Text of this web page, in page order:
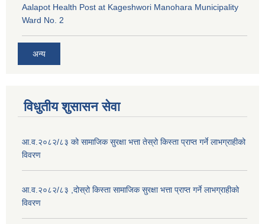
Aalapot Health Post at Kageshwori Manohara Municipality
Ward No. 2
अन्य
विधुतीय शुसासन सेवा
आ.व.२०८२/८३ को सामाजिक सुरक्षा भत्ता तेस्रो किस्ता प्राप्त गर्ने लाभग्राहीको
विवरण
आ.व.२०८२/८३ ,दोस्रो किस्ता सामाजिक सुरक्षा भत्ता प्राप्त गर्ने लाभग्राहीको
विवरण